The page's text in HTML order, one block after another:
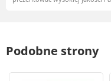
Podobne strony